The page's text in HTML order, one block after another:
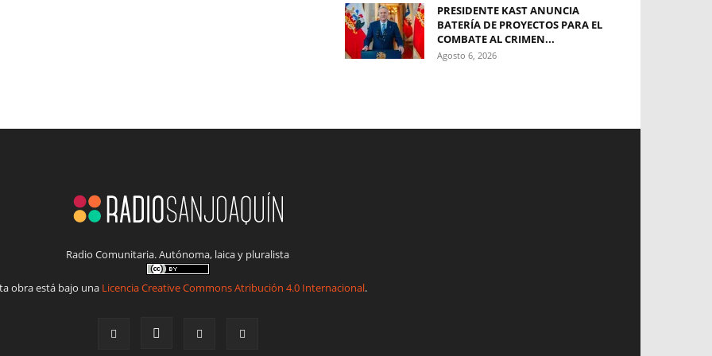
PRESIDENTE KAST ANUNCIA
BATERÍA DE PROYECTOS PARA EL
COMBATE AL CRIMEN...
Agosto 6, 2026
Radio Comunitaria. Autónoma, laica y pluralista
obra está bajo una Licencia Creative Commons Atribución 4.0 Internacional.